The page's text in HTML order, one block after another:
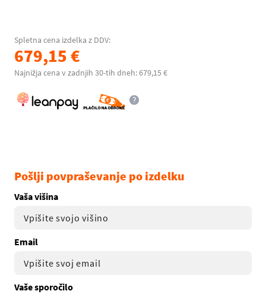
Spletna cena izdelka z DDV:
679,15 €
Najnižja cena v zadnjih 30-tih dneh: 679,15 €
Pošlji povpraševanje po izdelku
Vaša višina
Email
Vaše sporočilo